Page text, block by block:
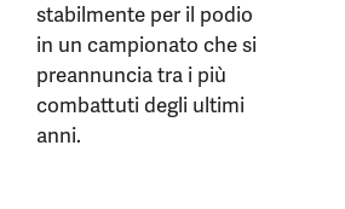
stabilmente per il podio
in un campionato che si
preannuncia tra i più
combattuti degli ultimi
anni.